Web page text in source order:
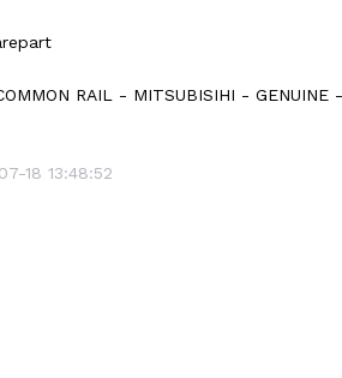
RAIL - MITSUBISIHI - GENUINE
18 13:48:52